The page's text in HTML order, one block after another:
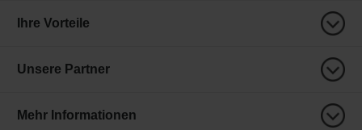
Ihre Vorteile
Unsere Partner
Mehr Informationen